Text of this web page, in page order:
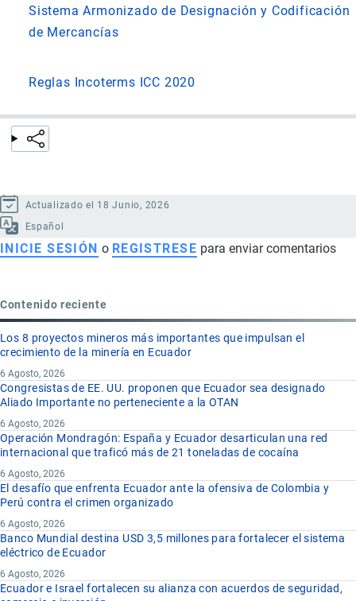
Sistema Armonizado de Designación y Codificación
de Mercancías
Reglas Incoterms ICC 2020
Actualizado el 18 Junio, 2026
Español
INICIE SESIÓN o REGISTRESE para enviar comentarios
Contenido reciente
Los 8 proyectos mineros más importantes que impulsan el
crecimiento de la minería en Ecuador
6 Agosto, 2026
Congresistas de EE. UU. proponen que Ecuador sea designado
Aliado Importante no perteneciente a la OTAN
6 Agosto, 2026
Operación Mondragón: España y Ecuador desarticulan una red
internacional que traficó más de 21 toneladas de cocaína
6 Agosto, 2026
El desafío que enfrenta Ecuador ante la ofensiva de Colombia y
Perú contra el crimen organizado
6 Agosto, 2026
Banco Mundial destina USD 3,5 millones para fortalecer el sistema
eléctrico de Ecuador
6 Agosto, 2026
Ecuador e Israel fortalecen su alianza con acuerdos de seguridad,